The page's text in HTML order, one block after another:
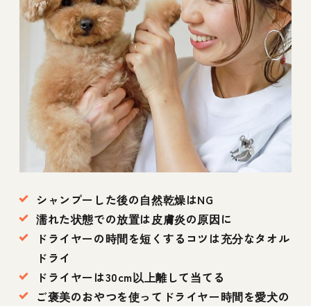
シャンプーした後の自然乾燥はNG
濡れた状態での放置は皮膚炎の原因に
ドライヤーの時間を短くするコツは充分なタオル
ドライ
ドライヤーは30cm以上離して当てる
ご褒美のおやつを使ってドライヤー時間を愛犬の